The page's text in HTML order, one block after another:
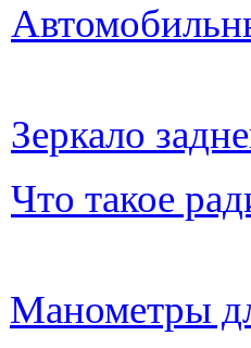
Зеркало
Что такое
Манометры